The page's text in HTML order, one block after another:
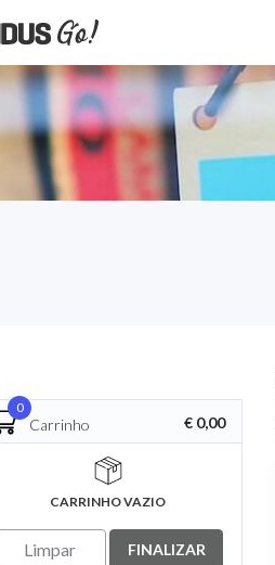
0
Carrinho € 0,00
CARRINHO VAZIO
Limpar FINALIZAR